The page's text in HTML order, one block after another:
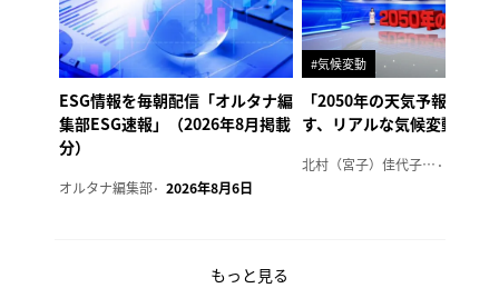
ESG情報を毎朝配信「オルタナ編
集部ESG速報」（2026年8月掲載
分）
オルタナ編集部 2026年8月6日
#気候変動
「2050年の天気予報 Ver.2
す、リアルな気候変動の影
北村（宮子）佳代子（オルタナ輪番編集長）
もっと見る